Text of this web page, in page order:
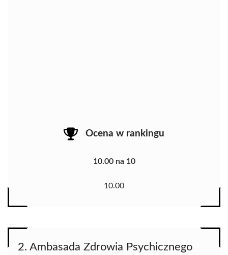
Ocena w rankingu
10.00 na 10
10.00
2. Ambasada Zdrowia Psychicznego